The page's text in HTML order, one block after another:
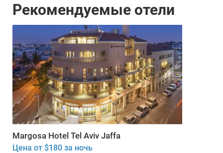
Рекомендуемые отели
Margosa Hotel Tel Aviv Jaffa
Цена от $180 за ночь